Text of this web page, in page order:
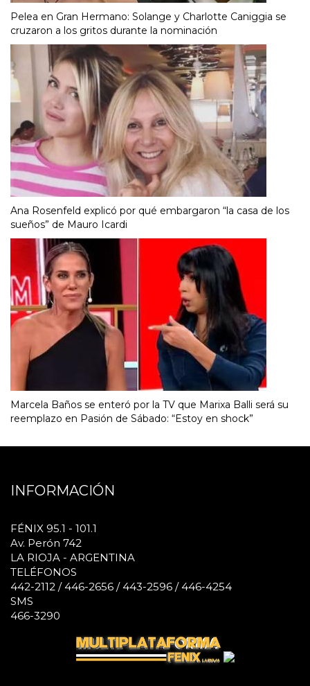
Pelea en Gran Hermano: Solange y Charlotte Caniggia se
cruzaron a los gritos durante la nominación
Ana Rosenfeld explicó por qué embargaron “la casa de los
sueños” de Mauro Icardi
Marcela Baños se enteró por la TV que Marixa Balli será su
reemplazo en Pasión de Sábado: “Estoy en shock”
INFORMACIÓN
FÉNIX 95.1 - 101.1
Av. Perón 742
LA RIOJA - ARGENTINA
TELÉFONOS
442-2112 / 446-2656 / 443-2596 / 446-4254
SMS
466-3290